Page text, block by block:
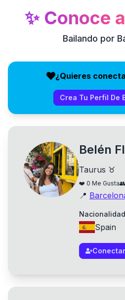
✨ Conoce a
Bailando por
¿Quieres
Crea Tu Perfil De
Belén
Taurus ♉
❤️ 0 Me Gusta👥
📍
Nacionalidad
Spain
Conectar